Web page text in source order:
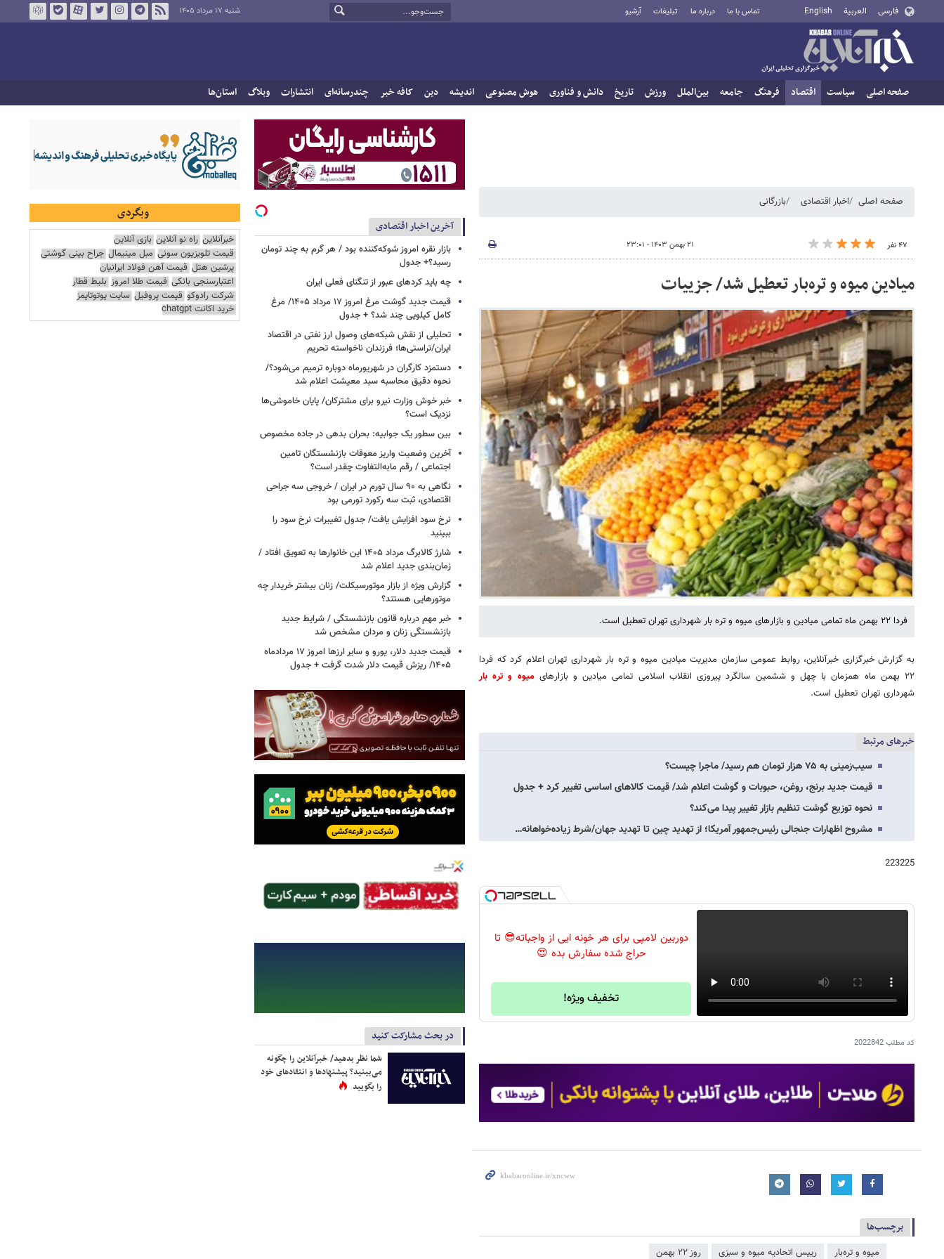
فارسی العربية English تماس با ما درباره ما تبلیغات آرشیو شنبه ۱۷ مرداد ۱۴۰۵
صفحه اصلی سیاست اقتصاد فرهنگ جامعه بین‌الملل ورزش تاریخ دانش و فناوری هوش مصنوعی اندیشه دین کافه خبر چندرسانه‌ای انتشارات وبلاگ استان‌ها
صفحه اصلی اخبار اقتصادی بازرگانی
۴۷ نفر ۲۱ بهمن ۱۴۰۳ - ۲۳:۰۱
میادین میوه و تره‌بار تعطیل شد/ جزییات
فردا ۲۲ بهمن ماه تمامی میادین و بازارهای میوه و تره بار شهرداری تهران تعطیل است.
به گزارش خبرگزاری خبرآنلاین، روابط عمومی سازمان مدیریت میادین میوه و تره بار شهرداری تهران اعلام کرد که فردا
۲۲ بهمن ماه همزمان با چهل و ششمین سالگرد پیروزی انقلاب اسلامی تمامی میادین و بازارهای
میوه و تره بار
شهرداری تهران تعطیل است.
خبرهای مرتبط
سیب‌زمینی به ۷۵ هزار تومان هم رسید/ ماجرا چیست؟
قیمت جدید برنج، روغن، حبوبات و گوشت اعلام شد/ قیمت کالاهای اساسی تغییر کرد + جدول
نحوه توزیع گوشت تنظیم بازار تغییر پیدا می‌کند؟
مشروح اظهارات جنجالی رئیس‌جمهور آمریکا؛ از تهدید چین تا تهدید جهان/شرط زیاده‌خواهانه…
223225
دوربین لامپی برای هر خونه ایی از واجباته😎 تا
حراج شده سفارش بده 😍
تخفیف ویژه!
کد مطلب2022842
برچسب‌ها
میوه و تره‌بار رییس اتحادیه میوه و سبزی روز ۲۲ بهمن
آخرین اخبار اقتصادی
بازار نقره امروز شوکه‌کننده بود / هر گرم به چند تومان
رسید؟+ جدول
چه باید کردهای عبور از تنگنای فعلی ایران
قیمت جدید گوشت مرغ امروز ۱۷ مرداد ۱۴۰۵/ مرغ
کامل کیلویی چند شد؟ + جدول
تحلیلی از نقش شبکه‌های وصول ارز نفتی در اقتصاد
ایران/تراستی‌ها؛ فرزندان ناخواسته تحریم
دستمزد کارگران در شهریورماه دوباره ترمیم می‌شود؟/
نحوه دقیق محاسبه سبد معیشت اعلام شد
خبر خوش وزارت نیرو برای مشترکان/ پایان خاموشی‌ها
نزدیک است؟
بین سطور یک جوابیه: بحران بدهی در جاده مخصوص
آخرین وضعیت واریز معوقات بازنشستگان تامین
اجتماعی / رقم مابه‌التفاوت چقدر است؟
نگاهی به ۹۰ سال تورم در ایران / خروجی سه جراحی
اقتصادی، ثبت سه رکورد تورمی بود
نرخ سود افزایش یافت/ جدول تغییرات نرخ سود را
ببینید
شارژ کالابرگ مرداد ۱۴۰۵ این خانوارها به تعویق افتاد /
زمان‌بندی جدید اعلام شد
گزارش ویژه از بازار موتورسیکلت/ زنان بیشتر خریدار چه
موتورهایی هستند؟
خبر مهم درباره قانون بازنشستگی / شرایط جدید
بازنشستگی زنان و مردان مشخص شد
قیمت جدید دلار، یورو و سایر ارزها امروز ۱۷ مردادماه
۱۴۰۵/ ریزش قیمت دلار شدت گرفت + جدول
در بحث مشارکت کنید
شما نظر بدهید/ خبرآنلاین را چگونه
می‌بینید؟ پیشنهادها و انتقادهای خود
را بگویید
وبگردی
خبرآنلاین راه نو آنلاین بازی آنلاین
قیمت تلویزیون سونی مبل مینیمال جراح بینی گوشتی
پرشین هتل قیمت آهن فولاد ایرانیان
اعتبارسنجی بانکی قیمت طلا امروز بلیط قطار
شرکت رادوکو قیمت پروفیل سایت یوتوتایمز
خرید اکانت chatgpt